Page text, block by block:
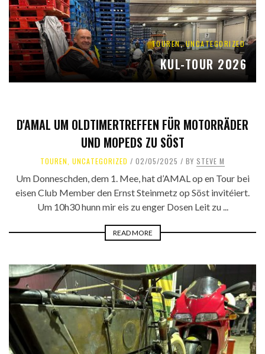
TOUREN,UNCATEGORIZED
KUL-TOUR 2026
D'AMAL UM OLDTIMERTREFFEN FÜR MOTORRÄDER
UND MOPEDS ZU SÖST
TOUREN UNCATEGORIZED 02/05/2025 BY STEVE M
Um Donneschden, dem 1. Mee, hat d’AMAL op en Tour bei
eisen Club Member den Ernst Steinmetz op Söst invitéiert.
Um 10h30 hunn mir eis zu enger Dosen Leit zu ...
READ MORE